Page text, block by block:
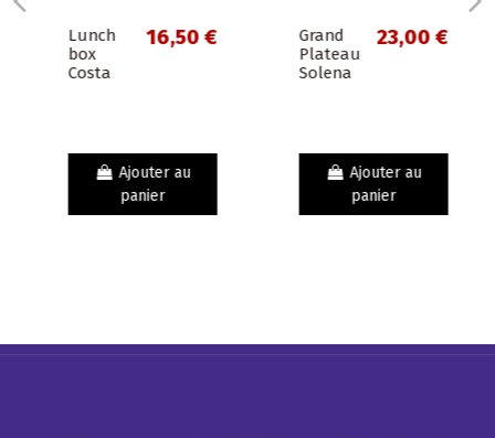
Lunch
box
Costa
16,50 €
Ajouter au
panier
Grand
Plateau
Solena
23,00 €
Ajouter au
panier